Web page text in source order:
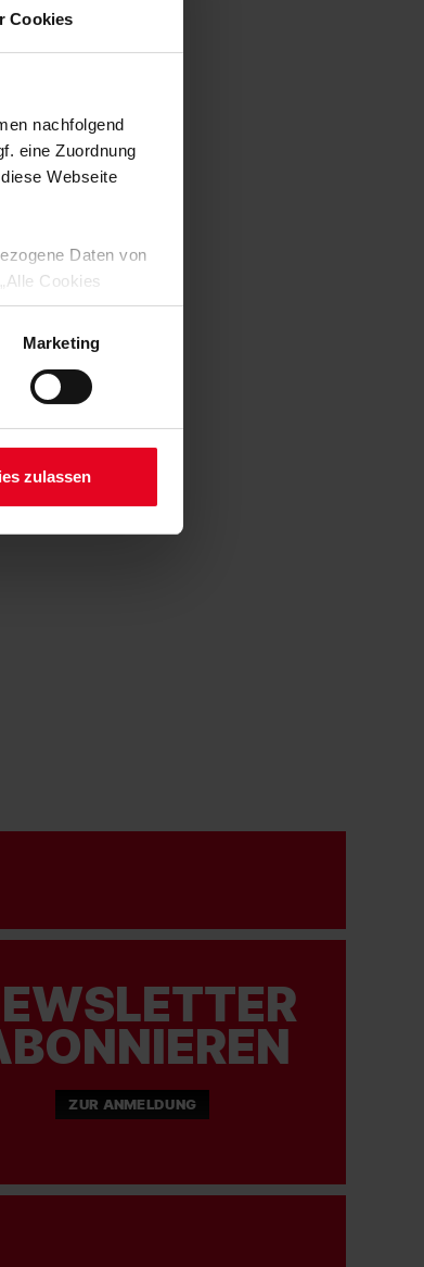
Cookies
nachfolgend
eine Zuordnung
Webseite
Daten von
Cookies
Ihrer
1 lit. a DSGVO
etwaig erteilten
Marketing
zulassen
ZUR ANMELDUNG